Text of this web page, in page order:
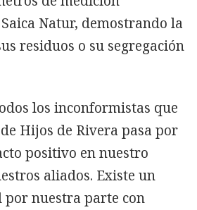
Natur, demostrando la
residuos o su segregación
los inconformistas que
Hijos de Rivera pasa por
positivo en nuestro
aliados. Existe un
por nuestra parte con